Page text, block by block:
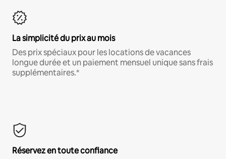
La simplicité du prix au mois
Des prix spéciaux pour les locations de vacances
longue durée et un paiement mensuel unique sans frais
supplémentaires.*
Réservez en toute confiance